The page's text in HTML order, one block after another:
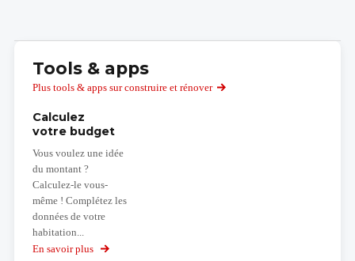
Tools & apps
Plus tools & apps sur construire et rénover
Calculez
votre budget
Vous voulez une idée
du montant ?
Calculez-le vous-
même ! Complétez les
données de votre
habitation...
En savoir plus
sur